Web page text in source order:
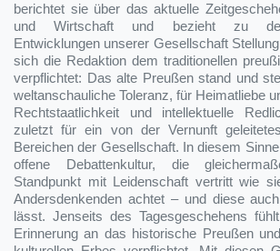
berichtet sie über das aktuelle
und Wirtschaft und bezieht zu den
Entwicklungen unserer Gesellschaft
sich die Redaktion dem traditionellen
verpflichtet: Das alte Preußen stand und
weltanschauliche Toleranz, für Heimatliebe
Rechtstaatlichkeit und intellektuelle
zuletzt für ein von der Vernunft
Bereichen der Gesellschaft. In diesem
offene Debattenkultur, die
Standpunkt mit Leidenschaft vertritt wie
Andersdenkenden achtet – und diese
lässt. Jenseits des Tagesgeschehens
Erinnerung an das historische Preußen